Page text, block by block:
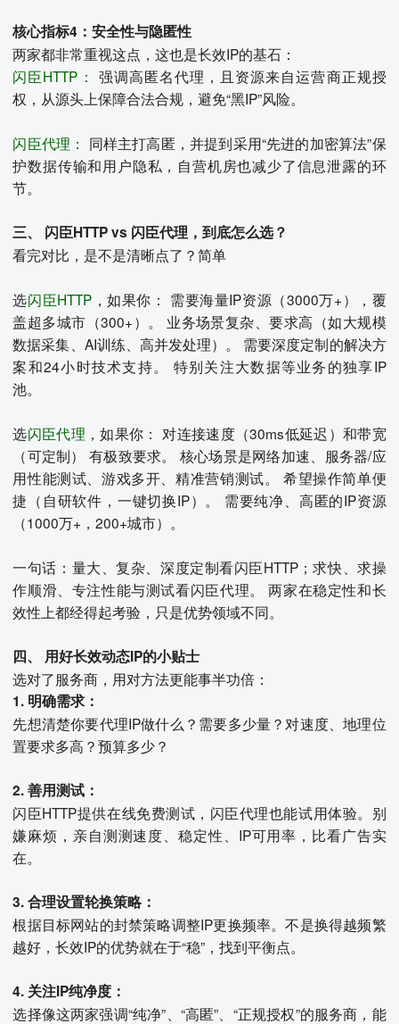
核心指标4：安全性与隐匿性
两家都非常重视这点，这也是长效IP的基石：
闪臣HTTP： 强调高匿名代理，且资源来自运营商正规授
权，从源头上保障合法合规，避免“黑IP”风险。
闪臣代理： 同样主打高匿，并提到采用“先进的加密算法”保
护数据传输和用户隐私，自营机房也减少了信息泄露的环
节。
三、 闪臣HTTP vs 闪臣代理，到底怎么选？
看完对比，是不是清晰点了？简单
选闪臣HTTP ，如果你： 需要海量IP资源（3000万+），覆
盖超多城市（300+）。 业务场景复杂、要求高（如大规模
数据采集、AI训练、高并发处理）。 需要深度定制的解决方
案和24小时技术支持。 特别关注大数据等业务的独享IP
池。
选闪臣代理 ，如果你： 对连接速度（30ms低延迟）和带宽
（可定制） 有极致要求。 核心场景是网络加速、服务器/应
用性能测试、游戏多开、精准营销测试。 希望操作简单便
捷（自研软件，一键切换IP）。 需要纯净、高匿的IP资源
（1000万+，200+城市）。
一句话：量大、复杂、深度定制看闪臣HTTP；求快、求操
作顺滑、专注性能与测试看闪臣代理。 两家在稳定性和长
效性上都经得起考验，只是优势领域不同。
四、 用好长效动态IP的小贴士
选对了服务商，用对方法更能事半功倍：
1. 明确需求：
先想清楚你要代理IP做什么？需要多少量？对速度、地理位
置要求多高？预算多少？
2. 善用测试：
闪臣HTTP提供在线免费测试，闪臣代理也能试用体验。别
嫌麻烦，亲自测测速度、稳定性、IP可用率，比看广告实
在。
3. 合理设置轮换策略：
根据目标网站的封禁策略调整IP更换频率。不是换得越频繁
越好，长效IP的优势就在于“稳”，找到平衡点。
4. 关注IP纯净度：
选择像这两家强调“纯净”、“高匿”、“正规授权”的服务商，能